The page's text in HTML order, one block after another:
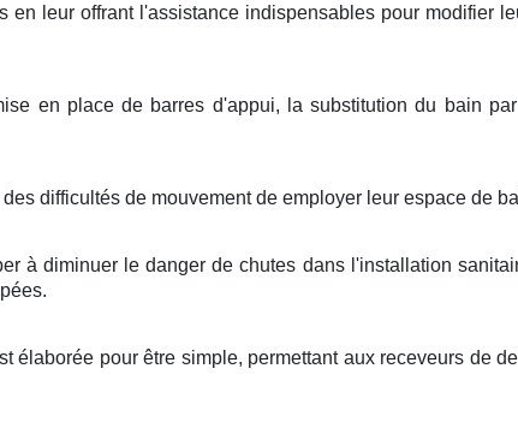
leur offrant l'assistance indispensables pour modifier
en place de barres d'appui, la substitution du bain
difficultés de mouvement de employer leur espace de
à diminuer le danger de chutes dans l'installation
élaborée pour être simple, permettant aux receveurs de